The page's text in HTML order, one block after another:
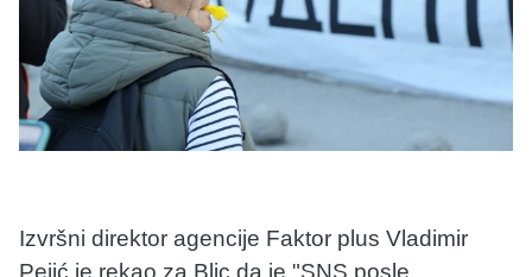
Izvršni direktor agencije Faktor plus Vladimir
Pejić je rekao za Blic da je "SNS posle